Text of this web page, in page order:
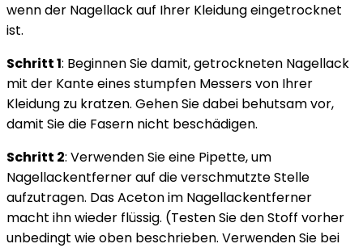
wenn der Nagellack auf Ihrer Kleidung eingetrocknet
ist.
Schritt 1: Beginnen Sie damit, getrockneten Nagellack
mit der Kante eines stumpfen Messers von Ihrer
Kleidung zu kratzen. Gehen Sie dabei behutsam vor,
damit Sie die Fasern nicht beschädigen.
Schritt 2: Verwenden Sie eine Pipette, um
Nagellackentferner auf die verschmutzte Stelle
aufzutragen. Das Aceton im Nagellackentferner
macht ihn wieder flüssig. (Testen Sie den Stoff vorher
unbedingt wie oben beschrieben. Verwenden Sie bei